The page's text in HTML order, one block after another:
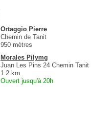
Ortaggio Pierre
Chemin de Tanit
950 mètres
Morales Pilymg
Juan Les Pins 24 Chemin Tanit
1.2 km
Ouvert jusqu'à 20h